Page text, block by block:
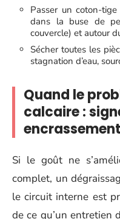
Passer un coton-tige
dans la buse de
couvercle) et autour
Sécher toutes les
stagnation d’eau,
Quand le
calcaire :
Si le goût ne
complet, un
le circuit interne est
de ce qu’un entretien